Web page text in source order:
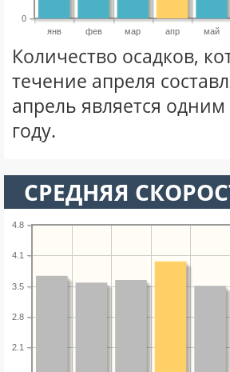
янв фев мар апр май
0
Количество осадков,
течение апреля
апрель является
году.
СРЕДНЯЯ
2.1
2.8
3.5
4.1
4.8